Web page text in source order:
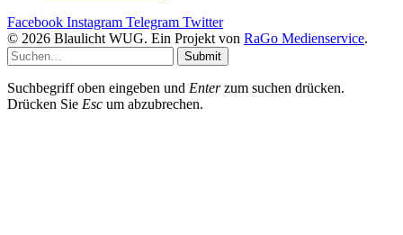
Facebook Instagram Telegram Twitter
© 2026 Blaulicht WUG. Ein Projekt von RaGo Medienservice.
Submit
Suchbegriff oben eingeben und Enterzum suchen drücken.
Drücken Sie Esc um abzubrechen.